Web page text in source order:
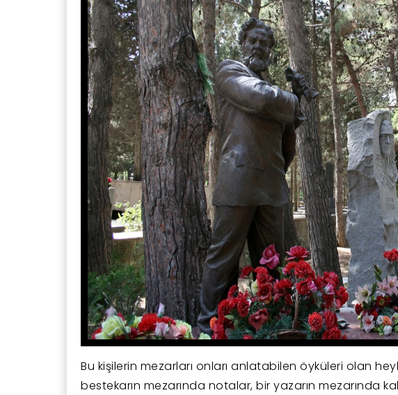
Bu kişilerin mezarları onları anlatabilen öyküleri olan
bestekarın mezarında notalar, bir yazarın mezarında